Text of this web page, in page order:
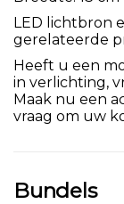
LED lichtbron
gerelateerde
Heeft u een
in verlichting,
Maak nu een
vraag om uw
Bundels